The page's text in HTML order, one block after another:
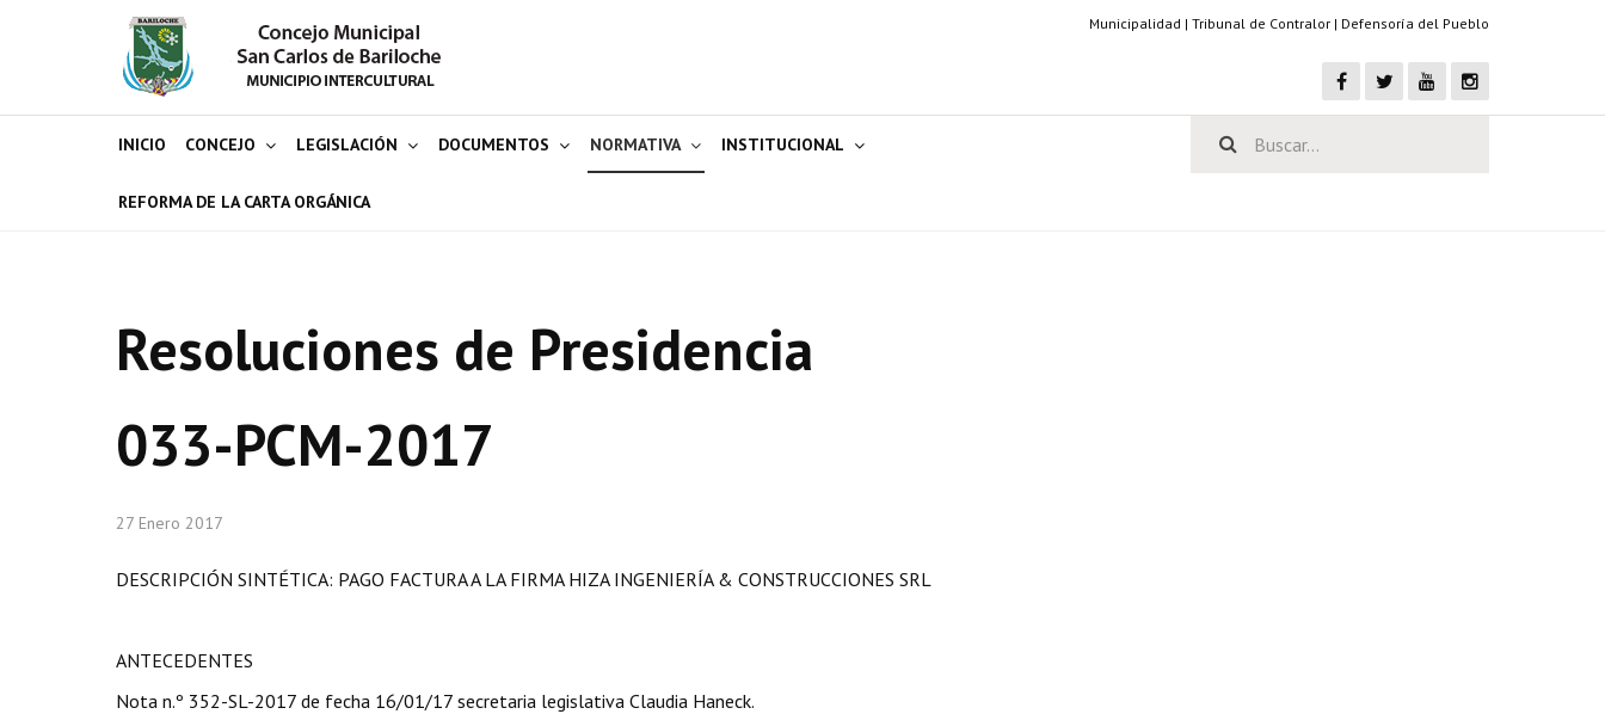
Municipalidad | Tribunal de Contralor | Defensoría del Pueblo
INICIO CONCEJO LEGISLACIÓN DOCUMENTOS NORMATIVA INSTITUCIONAL
REFORMA DE LA CARTA ORGÁNICA
Resoluciones de Presidencia
033-PCM-2017
27 Enero 2017
DESCRIPCIÓN SINTÉTICA: PAGO FACTURA A LA FIRMA HIZA INGENIERÍA & CONSTRUCCIONES SRL
ANTECEDENTES
Nota n.º 352-SL-2017 de fecha 16/01/17 secretaria legislativa Claudia Haneck.